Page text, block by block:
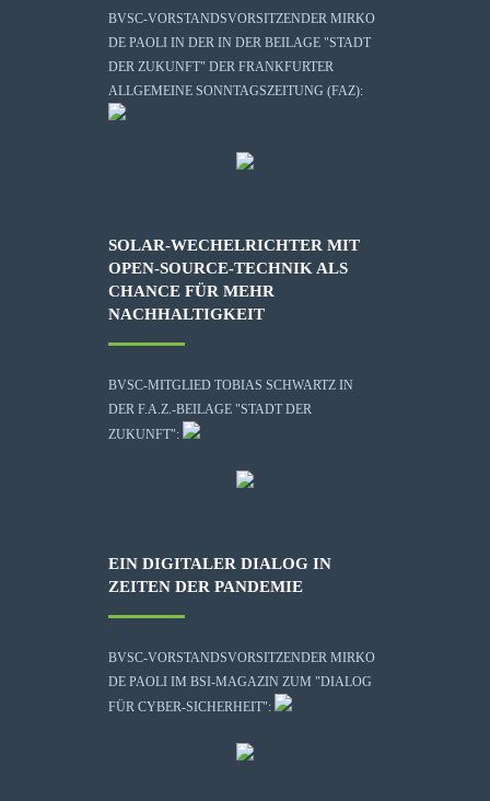
BVSC-VORSTANDSVORSITZENDER MIRKO
DE PAOLI IN DER IN DER BEILAGE "STADT
DER ZUKUNFT" DER FRANKFURTER
ALLGEMEINE SONNTAGSZEITUNG (FAZ):
SOLAR-WECHELRICHTER MIT
OPEN-SOURCE-TECHNIK ALS
CHANCE FÜR MEHR
NACHHALTIGKEIT
BVSC-MITGLIED TOBIAS SCHWARTZ IN
DER F.A.Z.-BEILAGE "STADT DER
ZUKUNFT":
EIN DIGITALER DIALOG IN
ZEITEN DER PANDEMIE
BVSC-VORSTANDSVORSITZENDER MIRKO
DE PAOLI IM BSI-MAGAZIN ZUM "DIALOG
FÜR CYBER-SICHERHEIT":